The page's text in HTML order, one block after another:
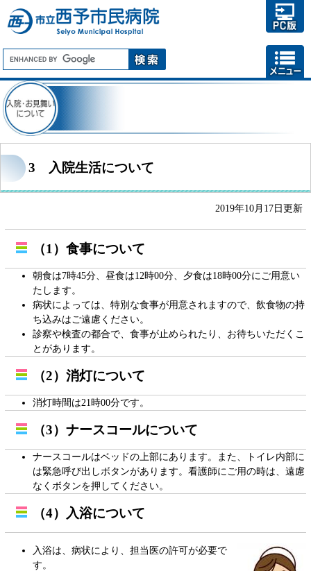
3 入院生活について
2019年10月17日更新
（1）食事について
朝食は7時45分、昼食は12時00分、夕食は18時00分にご用意い
たします。
病状によっては、特別な食事が用意されますので、飲食物の持
ち込みはご遠慮ください。
診察や検査の都合で、食事が止められたり、お待ちいただくこ
とがあります。
（2）消灯について
消灯時間は21時00分です。
（3）ナースコールについて
ナースコールはベッドの上部にあります。また、トイレ内部に
は緊急呼び出しボタンがあります。看護師にご用の時は、遠慮
なくボタンを押してください。
（4）入浴について
入浴は、病状により、担当医の許可が必要で
す。